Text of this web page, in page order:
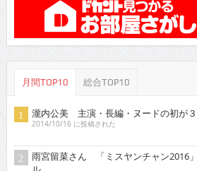
月間TOP10 総合TOP10
瀧内公美 主演・長編・ヌードの初が３
2014/10/16 に投稿された
雨宮留菜さん 「ミスヤンチャン2016